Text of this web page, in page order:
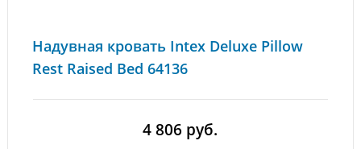
Надувная кровать Intex Deluxe Pillow
Rest Raised Bed 64136
4 806 руб.